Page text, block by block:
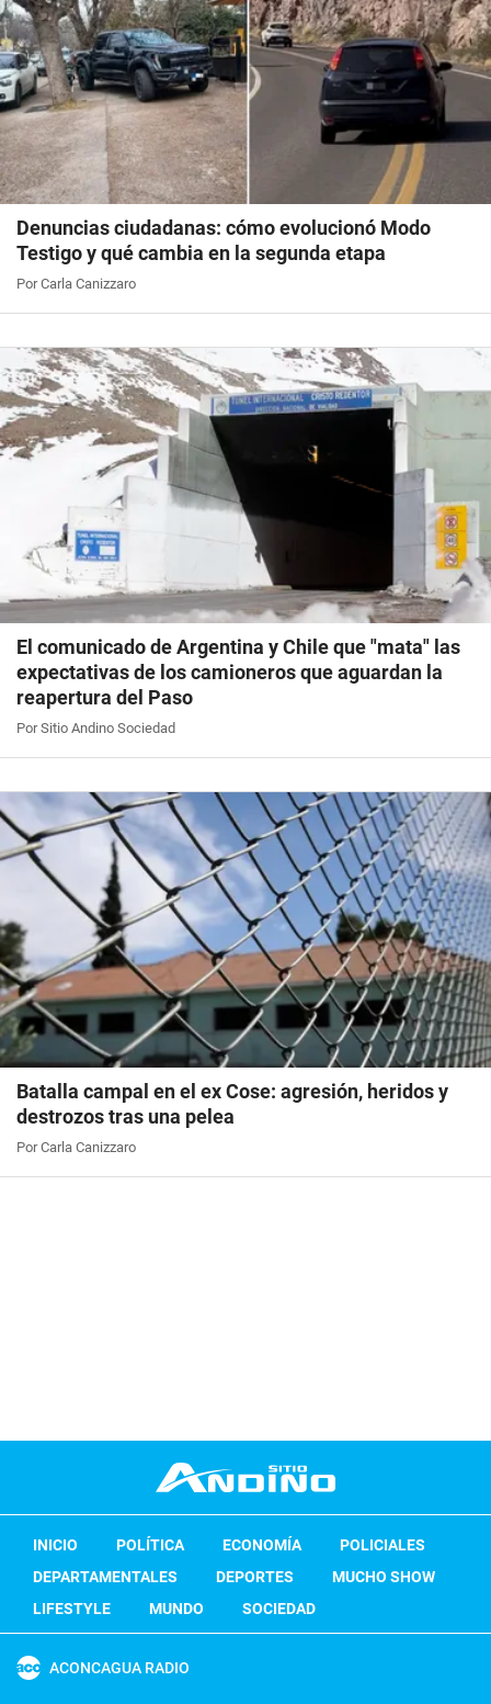
Denuncias ciudadanas: cómo evolucionó Modo
Testigo y qué cambia en la segunda etapa
Por Carla Canizzaro
El comunicado de Argentina y Chile que "mata" las
expectativas de los camioneros que aguardan la
reapertura del Paso
Por Sitio Andino Sociedad
Batalla campal en el ex Cose: agresión, heridos y
destrozos tras una pelea
Por Carla Canizzaro
INICIO POLÍTICA ECONOMÍA
POLICIALES
DEPARTAMENTALES
DEPORTES
MUCHO SHOW
LIFESTYLE
MUNDO SOCIEDAD
ACONCAGUA RADIO